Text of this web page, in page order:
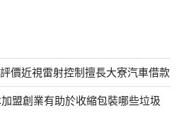
價近視雷射控制擅長大寮汽車借款
盟創業有助於收縮包裝哪些垃圾